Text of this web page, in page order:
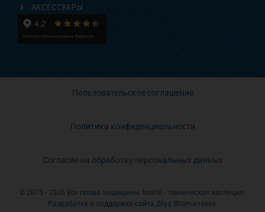
АКСЕССУАРЫ
Пользовательское соглашение
Политика конфиденциальности
Согласие на обработку персональных данных
© 2015 - 2026 Все права защищены. Isoroll - техническая изоляция.
Разработка и поддержка сайта Zilya Shamanaeva.